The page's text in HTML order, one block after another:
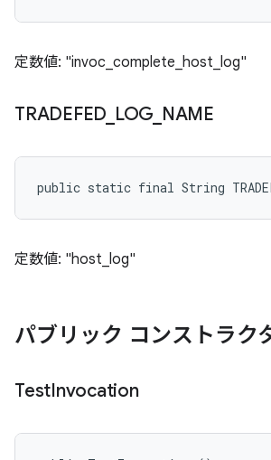
定数値: "invoc_complete_host_log"
TRADEFED LOG NAME
public static final String
定数値: "host_log"
パブリック コンストラク
TestInvocation